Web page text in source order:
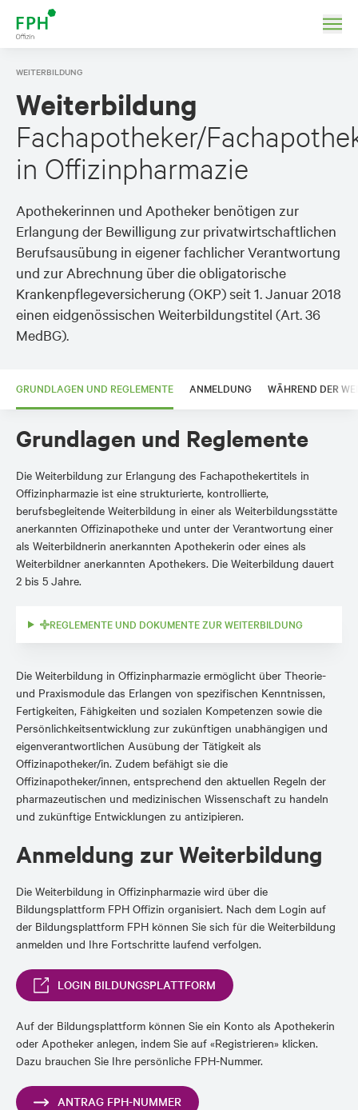
WEITERBILDUNG
Weiterbildung
Fachapotheker/
in Offizinpharmazie
Apothekerinnen und Apotheker benötigen zur
Erlangung der Bewilligung zur privatwirtschaftlichen
Berufsausübung in eigener fachlicher Verantwortung
und zur Abrechnung über die obligatorische
Krankenpflegeversicherung (OKP) seit 1. Januar 2018
einen eidgenössischen Weiterbildungstitel (Art. 36
MedBG).
GRUNDLAGEN UND REGLEMENTE ANMELDUNG WÄHREND DER
Grundlagen und Reglemente
Die Weiterbildung zur Erlangung des Fachapothekertitels in
Offizinpharmazie ist eine strukturierte, kontrollierte,
berufsbegleitende Weiterbildung in einer als Weiterbildungsstätte
anerkannten Offizinapotheke und unter der Verantwortung einer
als Weiterbildnerin anerkannten Apothekerin oder eines als
Weiterbildner anerkannten Apothekers. Die Weiterbildung dauert
2 bis 5 Jahre.
REGLEMENTE UND DOKUMENTE ZUR WEITERBILDUNG
Die Weiterbildung in Offizinpharmazie ermöglicht über Theorie-
und Praxismodule das Erlangen von spezifischen Kenntnissen,
Fertigkeiten, Fähigkeiten und sozialen Kompetenzen sowie die
Persönlichkeitsentwicklung zur zukünftigen unabhängigen und
eigenverantwortlichen Ausübung der Tätigkeit als
Offizinapotheker/in. Zudem befähigt sie die
Offizinapotheker/innen, entsprechend den aktuellen Regeln der
pharmazeutischen und medizinischen Wissenschaft zu handeln
und zukünftige Entwicklungen zu antizipieren.
Anmeldung zur Weiterbildung
Die Weiterbildung in Offizinpharmazie wird über die
Bildungsplattform FPH Offizin organisiert. Nach dem Login auf
der Bildungsplattform FPH können Sie sich für die Weiterbildung
anmelden und Ihre Fortschritte laufend verfolgen.
LOGIN BILDUNGSPLATTFORM
Auf der Bildungsplattform können Sie ein Konto als Apothekerin
oder Apotheker anlegen, indem Sie auf «Registrieren» klicken.
Dazu brauchen Sie Ihre persönliche FPH-Nummer.
ANTRAG FPH-NUMMER